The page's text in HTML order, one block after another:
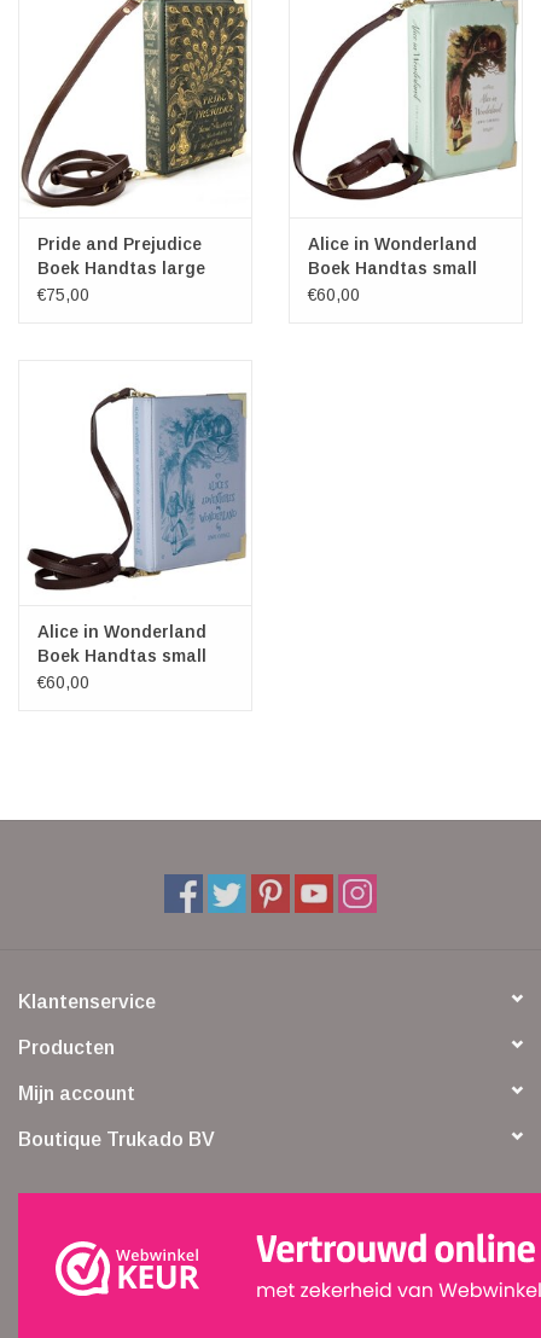
Pride and Prejudice
Boek Handtas large
groen
€75,00
Alice in Wonderland
Boek Handtas small
turkoois
€60,00
Alice in Wonderland
Boek Handtas small
paars
€60,00
Klantenservice
Producten
Mijn account
Boutique Trukado BV